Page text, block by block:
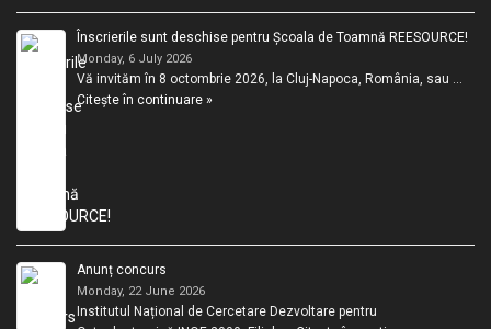
Înscrierile sunt deschise pentru Școala de Toamnă REESOURCE!
Monday, 6 July 2026
Vă invităm în 8 octombrie 2026, la Cluj-Napoca, România, sau …
Citește în continuare »
Anunț concurs
Monday, 22 June 2026
Institutul Național de Cercetare Dezvoltare pentru